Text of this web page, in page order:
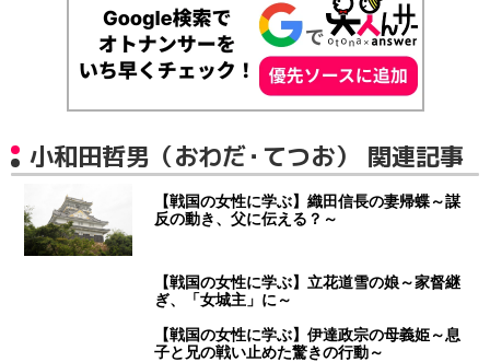
小和田哲男（おわだ・てつお） 関連記事
【戦国の女性に学ぶ】織田信長の妻帰蝶～謀
反の動き、父に伝える？～
【戦国の女性に学ぶ】立花道雪の娘～家督継
ぎ、「女城主」に～
【戦国の女性に学ぶ】伊達政宗の母義姫～息
子と兄の戦い止めた驚きの行動～